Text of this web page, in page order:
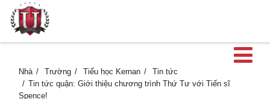
Nhà Trường Tiểu học Kernan
Tin tức
Tin tức quận: Giới thiệu chương trình Thứ Tư với Tiến sĩ
Spence!